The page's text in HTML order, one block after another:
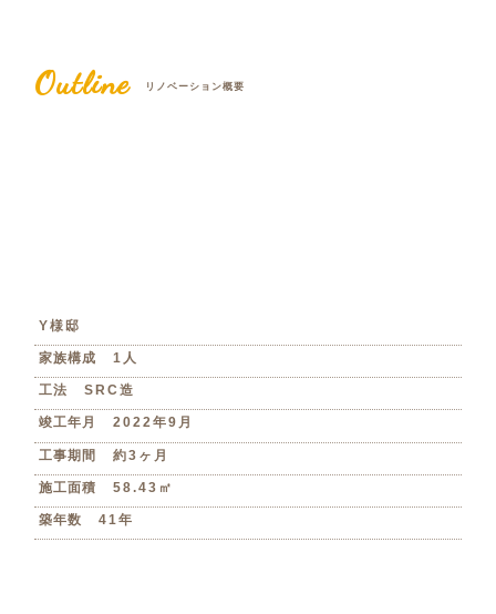
Outline リノベーション概要
Y様邸
家族構成 1人
工法 SRC造
竣工年月 2022年9月
工事期間 約3ヶ月
施工面積 58.43㎡
築年数 41年